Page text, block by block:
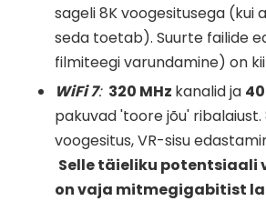
sageli 8K voogesitusega (kui
seda toetab). Suurte failide
filmiteegi varundamine) on
WiFi7: 320 MHz kanalid ja
pakuvad 'toore jõu' ribalaiust.
voogesitus, VR-sisu
Selle täieliku potentsiaali
on vaja mitmegigabitist